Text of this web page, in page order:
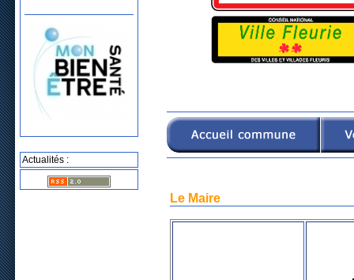
Actualités :
Le Maire